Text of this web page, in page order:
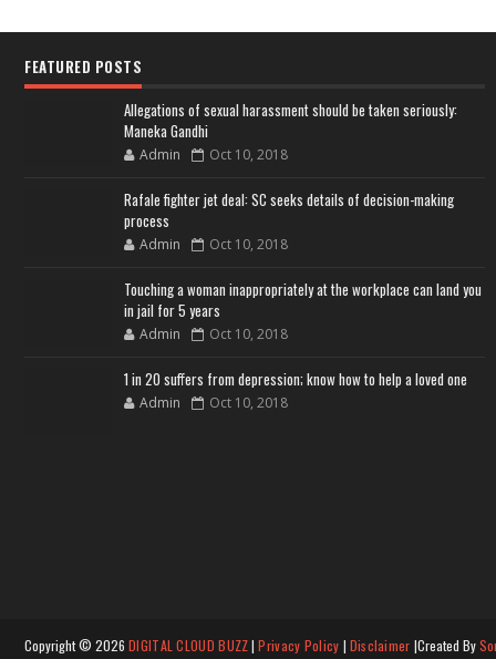
FEATURED POSTS
Allegations of sexual harassment should be taken seriously:
Maneka Gandhi
Admin Oct 10, 2018
Rafale fighter jet deal: SC seeks details of decision-making
process
Admin Oct 10, 2018
Touching a woman inappropriately at the workplace can land you
in jail for 5 years
Admin Oct 10, 2018
1 in 20 suffers from depression; know how to help a loved one
Admin Oct 10, 2018
Copyright © 2026 DIGITAL CLOUD BUZZ|Privacy Policy | Disclaimer |Created By